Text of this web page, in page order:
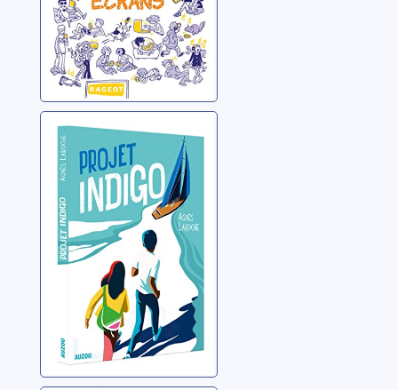
Projet indigo
Laroche, Agnès